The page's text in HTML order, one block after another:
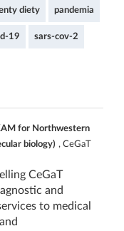
diety pandemia
19 sars-cov-2
for Northwestern
biology) , CeGaT
CeGaT
and
to medical